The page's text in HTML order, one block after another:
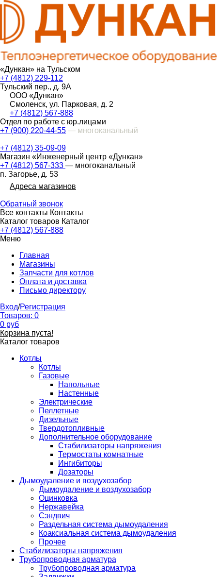
«Дункан» на Тульском
+7 (4812) 229-112
Тульский пер., д. 9А
ООО «Дункан»
Смоленск, ул. Парковая, д. 2
+7 (4812) 567-888
Отдел по работе с юр.лицами
+7 (900) 220-44-55 — многоканальный
+7 (4812) 35-09-09
Магазин «Инженерный центр «Дункан»
+7 (4812) 567-333 — многоканальный
п. Загорье, д. 53
Адреса магазинов
Обратный звонок
Все контакты Контакты
Каталог товаров Каталог
+7 (4812) 567-888
Меню
Главная
Магазины
Запчасти для котлов
Оплата и доставка
Письмо директору
Вход/Регистрация
Товаров: 0
0 руб
Корзина пуста!
Каталог товаров
Котлы
Котлы
Газовые
Напольные
Настенные
Электрические
Пеллетные
Дизельные
Твердотопливные
Дополнительное оборудование
Стабилизаторы напряжения
Термостаты комнатные
Ингибиторы
Дозаторы
Дымоудаление и воздухозабор
Дымоудаление и воздухозабор
Оцинковка
Нержавейка
Сэндвич
Раздельная система дымоудаления
Коаксиальная система дымоудаления
Прочее
Стабилизаторы напряжения
Трубопроводная арматура
Трубопроводная арматура